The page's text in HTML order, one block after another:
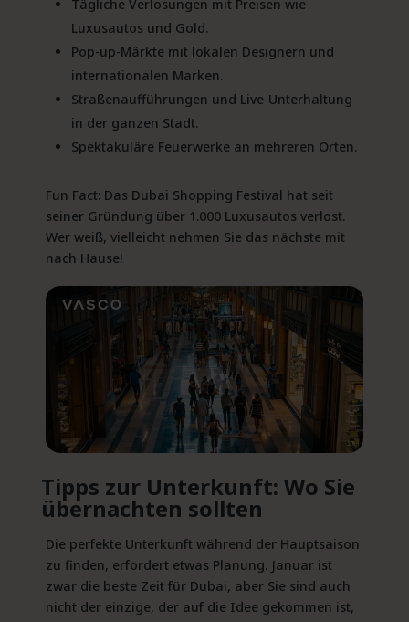
Tägliche Verlosungen mit Preisen wie
Luxusautos und Gold.
Pop-up-Märkte mit lokalen Designern und
internationalen Marken.
Straßenaufführungen und Live-Unterhaltung
in der ganzen Stadt.
Spektakuläre Feuerwerke an mehreren Orten.
Fun Fact: Das Dubai Shopping Festival hat seit
seiner Gründung über 1.000 Luxusautos verlost.
Wer weiß, vielleicht nehmen Sie das nächste mit
nach Hause!
Tipps zur Unterkunft: Wo Sie
übernachten sollten
Die perfekte Unterkunft während der Hauptsaison
zu finden, erfordert etwas Planung. Januar ist
zwar die beste Zeit für Dubai, aber Sie sind auch
nicht der einzige, der auf die Idee gekommen ist,